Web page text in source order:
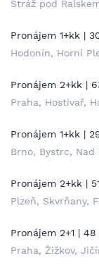
Stráž pod
Pronájem 1+kk |
Hodonín, Horní
Pronájem 2+kk |
Praha, Hostivař,
Pronájem 1+kk |
Brno, Bystrc, Nad
Pronájem 2+kk |
Plzeň, Skvrňany,
Pronájem 2+1 | 48
Praha, Žižkov,